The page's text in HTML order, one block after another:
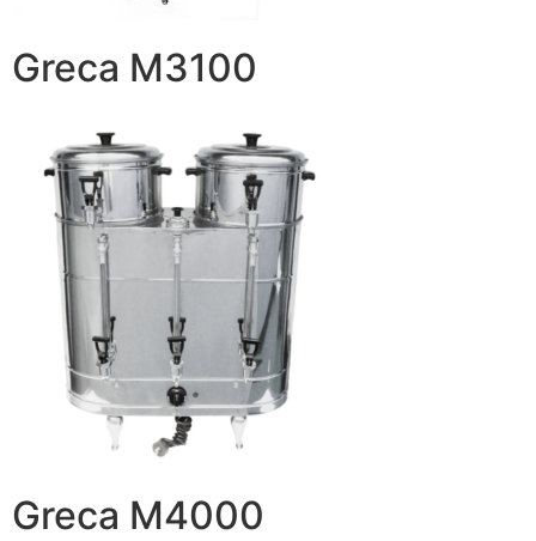
Greca M3100
Greca M4000